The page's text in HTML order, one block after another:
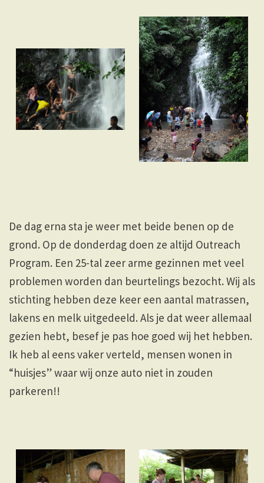
De dag erna sta je weer met beide benen op de
grond. Op de donderdag doen ze altijd Outreach
Program. Een 25-tal zeer arme gezinnen met veel
problemen worden dan beurtelings bezocht. Wij als
stichting hebben deze keer een aantal matrassen,
lakens en melk uitgedeeld. Als je dat weer allemaal
gezien hebt, besef je pas hoe goed wij het hebben.
Ik heb al eens vaker verteld, mensen wonen in
“huisjes” waar wij onze auto niet in zouden
parkeren!!